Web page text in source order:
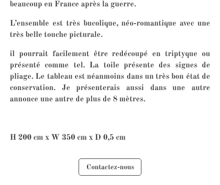
beaucoup en France après la guerre.
L’ensemble est très bucolique, néo-romantique avec une
très belle touche picturale.
il pourrait facilement être redécoupé en triptyque ou
présenté comme tel. La toile présente des signes de
pliage. Le tableau est néanmoins dans un très bon état de
conservation. Je présenterais aussi dans une autre
annonce une autre de plus de 8 mètres.
H 200 cm x W 350 cm x D 0,5 cm
Contactez-nous